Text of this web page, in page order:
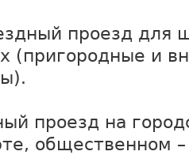
проезд для
(пригородные и
проезд на
общественном